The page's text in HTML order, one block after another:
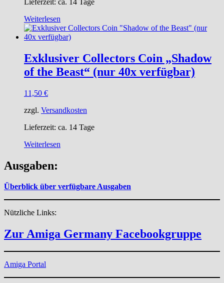
Weiterlesen
Exklusiver Collectors Coin „Shadow
of the Beast“ (nur 40x verfügbar)
11,50 €
zzgl. Versandkosten
Lieferzeit: ca. 14 Tage
Weiterlesen
Ausgaben:
Überblick über verfügbare Ausgaben
Nützliche Links:
Zur Amiga Germany Facebookgruppe
Amiga Portal